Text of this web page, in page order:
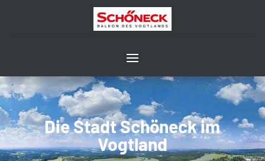
Die Stadt Schöneck im
Vogtland